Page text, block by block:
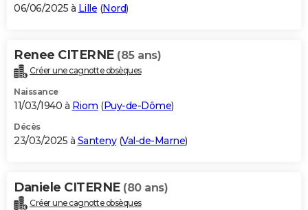
06/06/2025 à Lille (Nord)
Renee CITERNE (85 ans)
Créer une cagnotte obsèques
Naissance
11/03/1940 à Riom (Puy-de-Dôme)
Décès
23/03/2025 à Santeny(Val-de-Marne)
Daniele CITERNE (80 ans)
Créer une cagnotte obsèques